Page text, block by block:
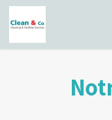
Se rendre au contenu